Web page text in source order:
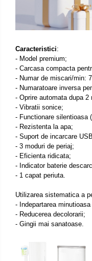
Caracteristici:
- Model premium;
- Carcasa compacta
- Numar de miscari/min:
- Numaratoare inversa
- Oprire automata dupa 2
- Vibratii sonice;
- Functionare silentioasa
- Rezistenta la apa;
- Suport de incarcare
- 3 moduri de periaj;
- Eficienta ridicata;
- Indicator baterie
- 1 capat periuta.
Utilizarea sistematica a
- Indepartarea
- Reducerea decolorarii;
- Gingii mai sanatoase.